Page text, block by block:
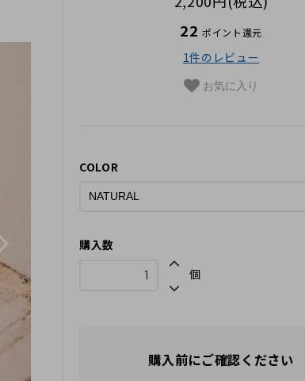
22 ポイント還元
1件のレビュー
お気に入り
COLOR
購入数
個
購入前にご確認ください